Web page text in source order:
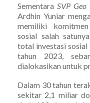
Sementara SVP
Ardhin Yuniar
memiliki
sosial salah
total investasi sosial
tahun 2023,
dialokasikan untuk
Dalam 30 tahun
sekitar 2,1 miliar